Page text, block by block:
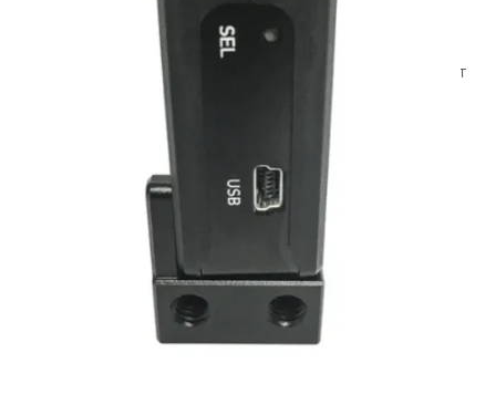
элементы камерного обвеса — от стандартных
ригов до специализированных креплений на
стойках. Металлическая конструкция обеспечивает
долговечность и устойчивость к вибрациям, что
особенно важно при работе с моторизованными
системами или на подвижных платформах.